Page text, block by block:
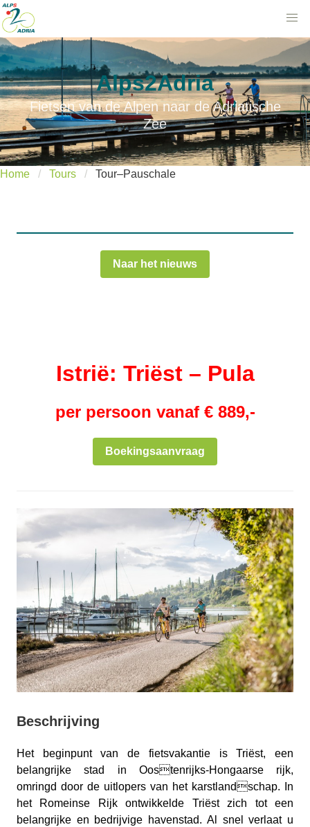
Alps2Adria
Fietsen van de Alpen naar de Adriatische
Zee
Home Tours Tour–Pauschale
Naar het nieuws
Istrië: Triëst – Pula
per persoon vanaf € 889,-
Boekingsaanvraag
Beschrijving
Het beginpunt van de fietsvakantie is Triëst, een
belangrijke stad in Oostenrijks-Hongaarse rijk,
omringd door de uitlopers van het karstlandschap. In
het Romeinse Rijk ontwikkelde Triëst zich tot een
belangrijke en bedrijvige havenstad. Al snel verlaat u